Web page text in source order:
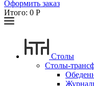
Оформить заказ
Итого: 0 Р
Столы
Столы-